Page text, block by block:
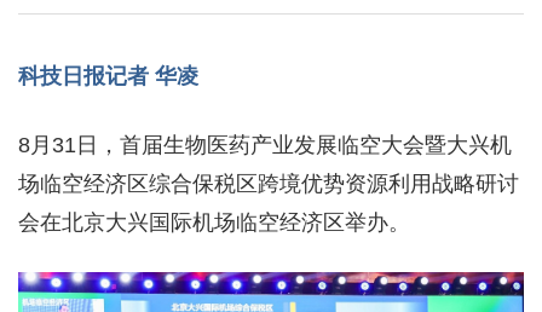
科技日报记者 华凌
8月31日，首届生物医药产业发展临空大会暨大兴机
场临空经济区综合保税区跨境优势资源利用战略研讨
会在北京大兴国际机场临空经济区举办。